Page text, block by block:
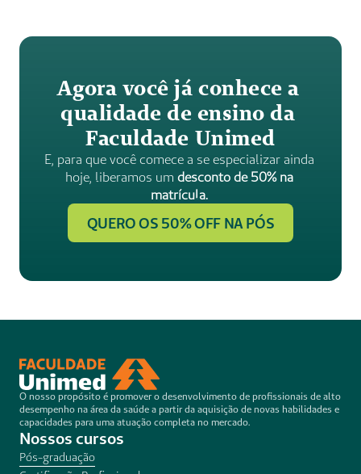
Agora você já conhece a
qualidade de ensino da
Faculdade Unimed
E, para que você comece a se especializar ainda
hoje, liberamos um desconto de 50% na
matrícula.
QUERO OS 50% OFF NA PÓS
O nosso propósito é promover o desenvolvimento de profissionais de alto
desempenho na área da saúde a partir da aquisição de novas habilidades e
capacidades para uma atuação completa no mercado.
Nossos cursos
Pós-graduação